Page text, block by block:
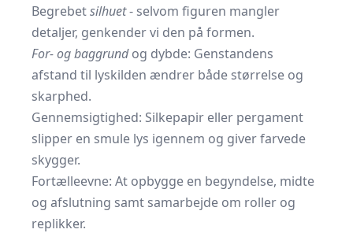
Begrebetsilhuet- selvom figuren mangler
detaljer, genkender vi den på formen.
For- og baggrundog dybde: Genstandens
afstand til lyskilden ændrer både størrelse og
skarphed.
Gennemsigtighed: Silkepapir eller pergament
slipper en smule lys igennem og giver farvede
skygger.
Fortælleevne: At opbygge en begyndelse, midte
og afslutning samt samarbejde om roller og
replikker.